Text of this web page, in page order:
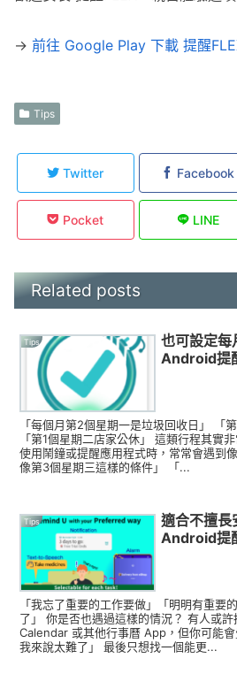
→ 前往 Google Play 下載 提醒
Tips
Twitter Facebook
Pocket LINE
Related posts
Tips
也可設定每
Android提
「每個月第2個星期一是垃圾回收日」 「
「第1個星期二店家公休」 這類行程其實
使用鬧鐘或提醒應用程式時，常常會遇到
像第3個星期三這樣的條件」 「...
Tips
適合不擅長
Android提
「我忘了重要的工作要做」「明明有重要
了」 你是否也遇過這樣的情況？ 有人或
Calendar 或其他行事曆 App，但你可能
我來說太難了」 最後只想找一個能更...